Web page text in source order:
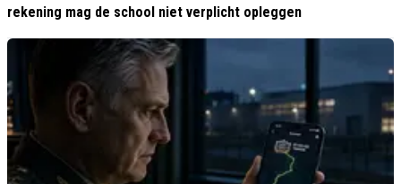
rekening mag de school niet verplicht opleggen